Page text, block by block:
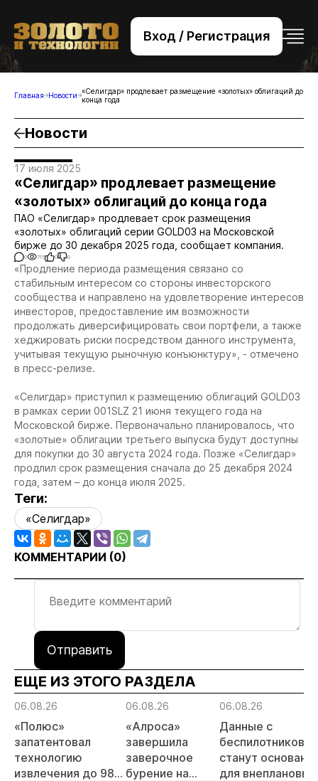
Вход / Регистрация
+7 (495) 221-76-32
bsv@zolteh.ru
Главная Новости «Селигдар» продлевает размещение «золотых» облигаций до
конца года
Новости
17 июля 2025
«Селигдар» продлевает размещение
«золотых» облигаций до конца года
ПАО «Селигдар» продлевает срок размещения
«золотых» облигаций серии GOLD03 на Московской
бирже до 30 декабря 2025 года, сообщает компания.
0 715 0 0
«Продление периода размещения связано со
стабильным интересом со стороны инвесторского
сообщества и направлено на удовлетворение интересов
инвесторов, предоставление им возможности
продолжать диверсифицировать свои портфели, а также
хеджировать риски посредством данного инструмента,
учитывая текущую рыночную конъюнктуру», - отмечено
в пресс-релизе.
«Селигдар» приступил к размещению облигаций GOLD03
в рамках серии 001SLZ 21 июня текущего года на
Московской бирже. Первоначально планировалось, что
«золотые» облигации третьего выпуска будут доступны
для покупки до 30 августа 2024 года. Позже «Селигдар»
продлил срок размещения сначала до 25 декабря 2024
года, затем – до конца июля 2025.
Теги:
«Селигдар»
КОММЕНТАРИИ (0)
Отправить
ЕЩЕ ИЗ ЭТОГО РАЗДЕЛА
06.08.26
«Полюс»
запатентовал
технологию
извлечения до 98%
06.08.26
«Алроса»
завершила
заверочное
бурение на
06.08.26
Данные с
беспилотников
станут
для внеплановых